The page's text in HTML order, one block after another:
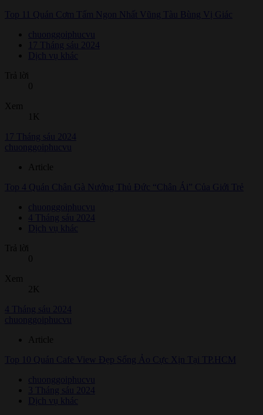
Top 11 Quán Cơm Tấm Ngon Nhất Vũng Tàu Bùng Vị Giác
chuonggoiphucvu
17 Tháng sáu 2024
Dịch vụ khác
Trả lời
0
Xem
1K
17 Tháng sáu 2024
chuonggoiphucvu
Article
Top 4 Quán Chân Gà Nướng Thủ Đức “Chân Ái” Của Giới Trẻ
chuonggoiphucvu
4 Tháng sáu 2024
Dịch vụ khác
Trả lời
0
Xem
2K
4 Tháng sáu 2024
chuonggoiphucvu
Article
Top 10 Quán Cafe View Đẹp Sống Ảo Cực Xịn Tại TP.HCM
chuonggoiphucvu
3 Tháng sáu 2024
Dịch vụ khác